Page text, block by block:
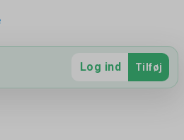
Hent app
Log ind Tilføj